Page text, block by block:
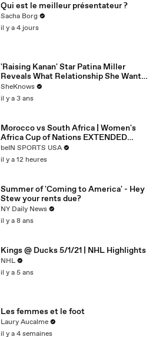
Qui est le meilleur présentateur ?
Sacha Borg
il y a 4 jours
'Raising Kanan' Star Patina Miller
Reveals What Relationship She Wants
For Her Character
SheKnows
il y a 3 ans
Morocco vs South Africa | Women's
Africa Cup of Nations EXTENDED
HIGHLIGHT
|08/08/2026|beINSportsUSA
beIN SPORTS USA
il y a 12 heures
Summer of 'Coming to America' - Hey
Stew your rents due?
NY Daily News
il y a 8 ans
Kings @ Ducks 5/1/21 | NHL Highlights
NHL
il y a 5 ans
Les femmes et le foot
Laury Aucalme
il y a 4 semaines